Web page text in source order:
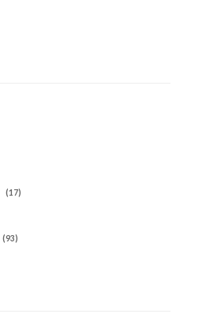
(17)
(93)